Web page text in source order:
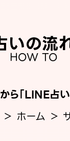
いの流
HOW TO
ら「LINE占い
ホーム ＞